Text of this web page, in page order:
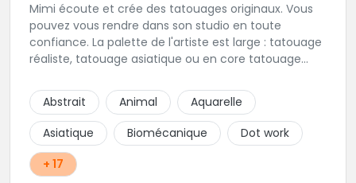
Mimi écoute et crée des tatouages originaux. Vous
pouvez vous rendre dans son studio en toute
confiance. La palette de l'artiste est large : tatouage
réaliste, tatouage asiatique ou en core tatouage
construire un projet qui vous ressemble.
Abstrait Animal
Aquarelle
Asiatique
Biomécanique
Dot work
+ 17